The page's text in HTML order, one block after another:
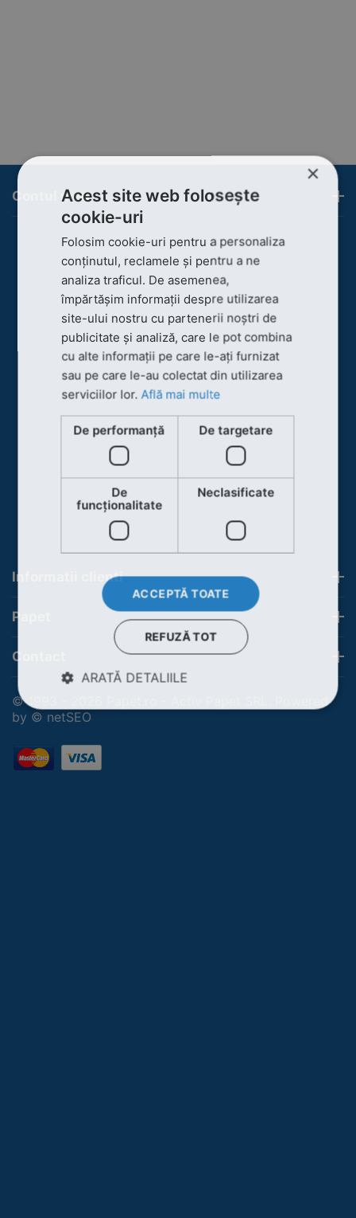
Contul meu
Informatii clienti
Papet
Contact
© 1993 - 2026 Papet.ro - Activ Papet SRL. Powered
by © netSEO
×
Acest site web folosește
cookie-uri
Folosim cookie-uri pentru a personaliza
conținutul, reclamele și pentru a ne
analiza traficul. De asemenea,
împărtășim informații despre utilizarea
site-ului nostru cu partenerii noștri de
publicitate și analiză, care le pot combina
cu alte informații pe care le-ați furnizat
sau pe care le-au colectat din utilizarea
serviciilor lor.Află mai multe
De performanță De targetare
De
funcţionalitate
Neclasificate
ACCEPTĂ TOATE
REFUZĂ TOT
ARATĂ DETALIILE